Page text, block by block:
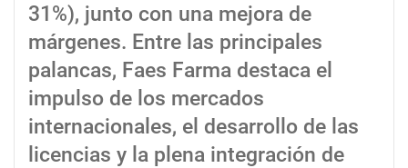
31%), junto con una mejora de
márgenes. Entre las principales
palancas, Faes Farma destaca el
impulso de los mercados
internacionales, el desarrollo de las
licencias y la plena integración de